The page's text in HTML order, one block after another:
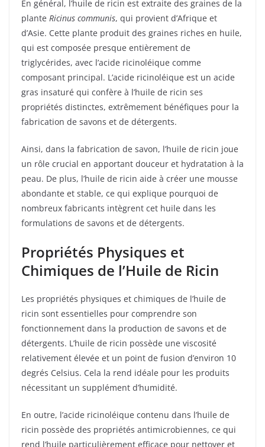
En général, l’huile de ricin est extraite des graines de la
plante Ricinus communis, qui provient d’Afrique et
d’Asie. Cette plante produit des graines riches en huile,
qui est composée presque entièrement de
triglycérides, avec l’acide ricinoléique comme
composant principal. L’acide ricinoléique est un acide
gras insaturé qui confère à l’huile de ricin ses
propriétés distinctes, extrêmement bénéfiques pour la
fabrication de savons et de détergents.
Ainsi, dans la fabrication de savon, l’huile de ricin joue
un rôle crucial en apportant douceur et hydratation à la
peau. De plus, l’huile de ricin aide à créer une mousse
abondante et stable, ce qui explique pourquoi de
nombreux fabricants intègrent cet huile dans les
formulations de savons et de détergents.
Propriétés Physiques et
Chimiques de l’Huile de Ricin
Les propriétés physiques et chimiques de l’huile de
ricin sont essentielles pour comprendre son
fonctionnement dans la production de savons et de
détergents. L’huile de ricin possède une viscosité
relativement élevée et un point de fusion d’environ 10
degrés Celsius. Cela la rend idéale pour les produits
nécessitant un supplément d’humidité.
En outre, l’acide ricinoléique contenu dans l’huile de
ricin possède des propriétés antimicrobiennes, ce qui
rend l’huile particulièrement efficace pour nettoyer et